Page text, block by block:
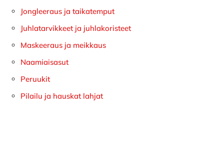
Jongleeraus ja taikatemput
Juhlatarvikkeet ja juhlakoristeet
Maskeeraus ja meikkaus
Naamiaisasut
Peruukit
Pilailu ja hauskat lahjat